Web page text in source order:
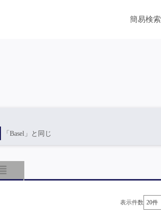
簡易検索
「Basel」と同じ
表示件数